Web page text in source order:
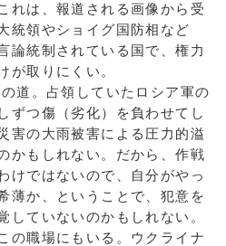
れは、報道される画像から受
統領やショイグ国防相など
論統制されている国で、権力
が取りにくい。
道。占領していたロシア軍の
ずつ傷（劣化）を負わせてし
害の大雨被害による圧力的溢
かもしれない。だから、作戦
けではないので、自分がやっ
薄か、ということで、犯意を
していないのかもしれない。
の職場にもいる。ウクライナ